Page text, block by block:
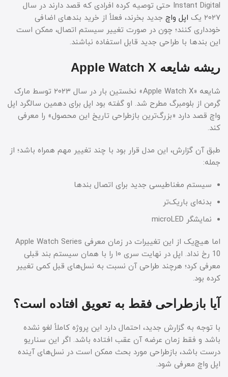
Instant Digital حتی توصیه کرده افرادی که قصد دارند در سال
۲۰۲۷ یک
اپل واچ جدید بخرند، فعلاً از خرید بندهای اضافی
خودداری کنند؛ چون در صورت تغییر سیستم اتصال، ممکن است
این بندها با طراحی جدید قابل استفاده نباشند.
ریشه شایعه Apple Watch X
شایعه «Apple Watch X» نخستین بار در سال ۲۰۲۳ توسط مارک
گِرمن از بلومبرگ مطرح شد. او گفته بود اپل برای دهمین سالگرد اپل
واچ قصد دارد «بزرگ‌ترین بازطراحی تاریخ این محصول» را معرفی
کند.
طبق آن گزارش، این مدل قرار بود با چند تغییر مهم همراه باشد؛ از
جمله:
سیستم مغناطیسی جدید برای اتصال بندها
بدنه‌ای باریک‌تر
نمایشگر microLED
اما هیچ‌یک از این تغییرات در زمان معرفی Apple Watch Series
10 رخ نداد. اپل در نهایت سری ۱۰ را با همان سیستم بند قبلی
معرفی کرد؛ هرچند طراحی آن نسبت به نسل‌های قبل کمی تغییر
کرده بود.
آیا بازطراحی فقط به تعویق افتاده است؟
با توجه به گزارش جدید، احتمال دارد این پروژه کاملاً لغو نشده
باشد و فقط زمان عرضه آن عقب افتاده باشد. اگر این سناریو
درست باشد، بازطراحی مورد بحث ممکن است در نسل‌های آینده
اپل واچ معرفی شود.